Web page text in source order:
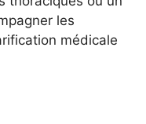
les
médicale